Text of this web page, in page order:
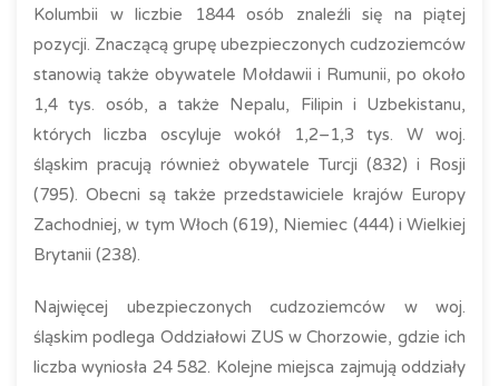
Kolumbii w liczbie 1844 osób znaleźli się na piątej
pozycji. Znaczącą grupę ubezpieczonych cudzoziemców
stanowią także obywatele Mołdawii i Rumunii, po około
1,4 tys. osób, a także Nepalu, Filipin i Uzbekistanu,
których liczba oscyluje wokół 1,2–1,3 tys. W woj.
śląskim pracują również obywatele Turcji (832) i Rosji
(795). Obecni są także przedstawiciele krajów Europy
Zachodniej, w tym Włoch (619), Niemiec (444) i Wielkiej
Brytanii (238).
Najwięcej ubezpieczonych cudzoziemców w woj.
śląskim podlega Oddziałowi ZUS w Chorzowie, gdzie ich
liczba wyniosła 24 582. Kolejne miejsca zajmują oddziały